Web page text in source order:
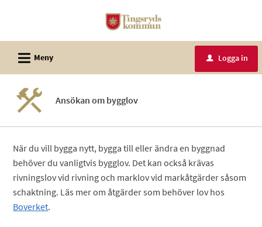
e-
tjänster
-
Tingsryds
kommun
L Meny u Logga in
Ansökan om bygglov
När du vill bygga nytt, bygga till eller ändra en byggnad
behöver du vanligtvis bygglov. Det kan också krävas
rivningslov vid rivning och marklov vid markåtgärder såsom
schaktning. Läs mer om åtgärder som behöver lov hos
Boverket.